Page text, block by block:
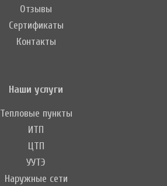
Отзывы
Сертификаты
Контакты
Наши услуги
Тепловые пункты
ИТП
ЦТП
УУТЭ
Наружные сети